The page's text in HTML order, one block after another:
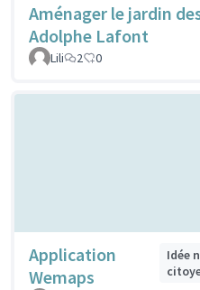
Aménager le jardin
Adolphe Lafont
Lili
2 0
Application
Wemaps
Idée